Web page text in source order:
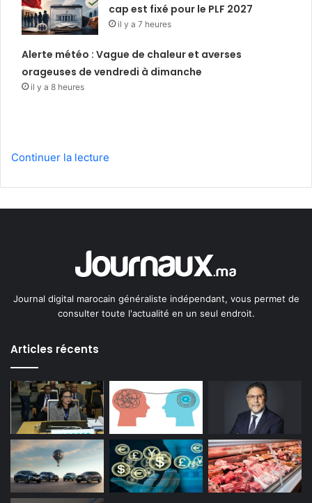
cap est fixé pour le PLF 2027
il y a 7 heures
Alerte météo : Vague de chaleur et averses
orageuses de vendredi à dimanche
il y a 8 heures
Continuer la lecture
Journal digital marocain généraliste indépendant, vous permet de
consulter toute l'actualité en un seul endroit.
Articles récents